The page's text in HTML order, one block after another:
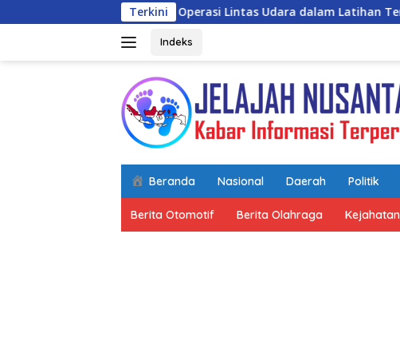
ke
Terkini
Operasi Lintas Udara dalam Latihan Terintegrasi TNI 2026
Indeks
Beranda Nasional Daerah Politik
Berita Otomotif Berita Olahraga Kejahatan